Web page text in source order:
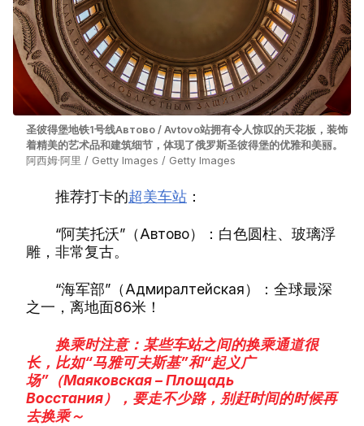
圣彼得堡地铁1号线Автово / Avtovo站拥有令人惊叹的天花板，装饰
着精美的艺术品和建筑细节，体现了俄罗斯圣彼得堡的优雅和美丽。
阿西姆·阿里 / Getty Images / Getty Images
推荐打卡的超美车站 ：
“阿芙托沃”（Автово）：白色圆柱、玻璃浮
雕，非常复古。
“海军部”（Адмиралтейская）：全球最深
之一，离地面86米！
换乘时注意：某些车站之间的换乘通道很
长，比如“马雅可夫斯基”和“起义广
场”（Маяковская – Площадь
Восстания），要走不少路，别赶时间的时候再
去换乘～